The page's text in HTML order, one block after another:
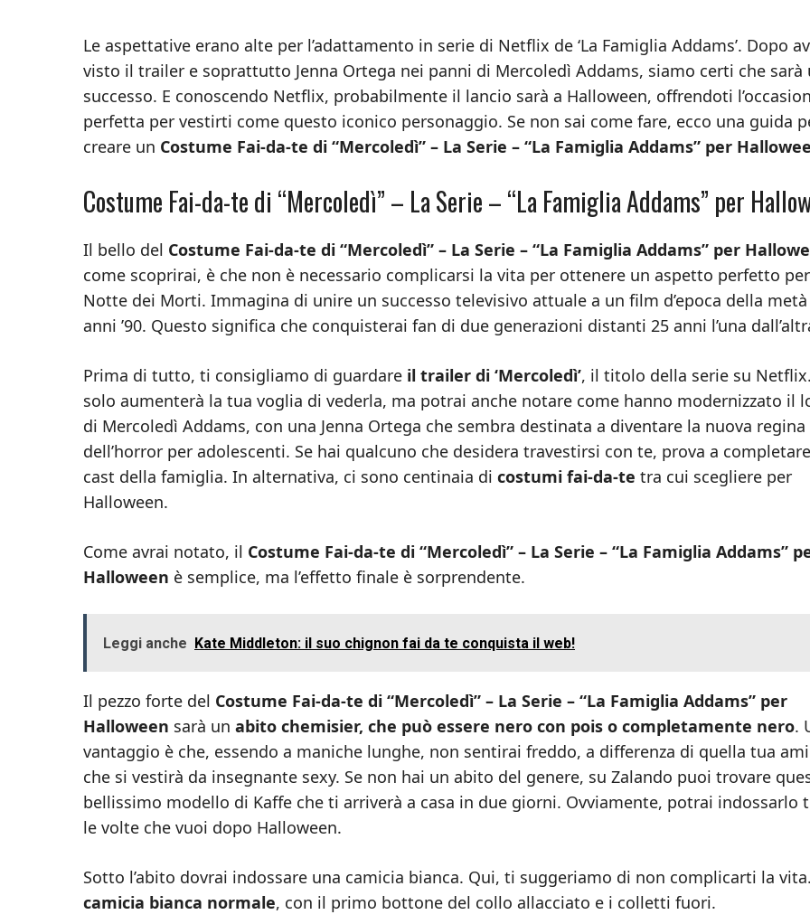
Le aspettative erano alte per l’adattamento in serie di Netflix de ‘La Famiglia Addams’. Dopo
visto il trailer e soprattutto Jenna Ortega nei panni di Mercoledì Addams, siamo certi che sarà
successo. E conoscendo Netflix, probabilmente il lancio sarà a Halloween, offrendoti
perfetta per vestirti come questo iconico personaggio. Se non sai come fare, ecco una guida
creare un Costume Fai-da-te di “Mercoledì” – La Serie – “La Famiglia Addams” per
Costume Fai-da-te di “Mercoledì” – La Serie – “La Famiglia Addams” per
Il bello del Costume Fai-da-te di “Mercoledì” – La Serie – “La Famiglia Addams” per
come scoprirai, è che non è necessario complicarsi la vita per ottenere un aspetto perfetto
Notte dei Morti. Immagina di unire un successo televisivo attuale a un film d’epoca della
anni ’90. Questo significa che conquisterai fan di due generazioni distanti 25 anni l’una
Prima di tutto, ti consigliamo di guardare il trailer di ‘Mercoledì’, il titolo della serie su
solo aumenterà la tua voglia di vederla, ma potrai anche notare come hanno modernizzato il
di Mercoledì Addams, con una Jenna Ortega che sembra destinata a diventare la nuova regina
dell’horror per adolescenti. Se hai qualcuno che desidera travestirsi con te, prova a
cast della famiglia. In alternativa, ci sono centinaia di costumi fai-da-te tra cui scegliere per
Halloween.
Come avrai notato, il Costume Fai-da-te di “Mercoledì” – La Serie – “La Famiglia Addams”
Halloween è semplice, ma l’effetto finale è sorprendente.
Leggi anche Kate Middleton: il suo chignon fai da te conquista il web!
Il pezzo forte del Costume Fai-da-te di “Mercoledì” – La Serie – “La Famiglia Addams” per
Halloween sarà un abito chemisier, che può essere nero con pois o completamente nero.
vantaggio è che, essendo a maniche lunghe, non sentirai freddo, a differenza di quella tua
che si vestirà da insegnante sexy. Se non hai un abito del genere, su Zalando puoi trovare
bellissimo modello di Kaffe che ti arriverà a casa in due giorni. Ovviamente, potrai indossarlo
le volte che vuoi dopo Halloween.
Sotto l’abito dovrai indossare una camicia bianca. Qui, ti suggeriamo di non complicarti la
camicia bianca normale, con il primo bottone del collo allacciato e i colletti fuori.